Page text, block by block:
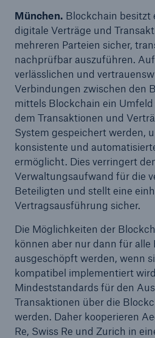
München. Blockchain besitzt
digitale Verträge und
mehreren Parteien sicher,
nachprüfbar auszuführen.
verlässlichen und
Verbindungen zwischen den
mittels Blockchain ein
dem Transaktionen und
System gespeichert werden,
konsistente und
ermöglicht. Dies verringert
Verwaltungsaufwand für die
Beteiligten und stellt eine
Vertragsausführung sicher.
Die Möglichkeiten der
können aber nur dann für alle
ausgeschöpft werden, wenn
kompatibel implementiert
Mindeststandards für den
Transaktionen über die
werden. Daher kooperieren
Re, Swiss Re und Zurich in
Reinsurance Property/Casualty
Marine Trend Radar 2025
Naturkatastrophen
Versicherungslücke: der
seit 1980 beträgt
71.8%